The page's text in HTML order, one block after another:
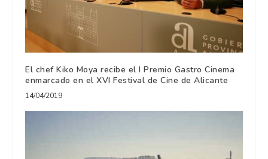
El chef Kiko Moya recibe el I Premio Gastro Cinema
enmarcado en el XVI Festival de Cine de Alicante
14/04/2019